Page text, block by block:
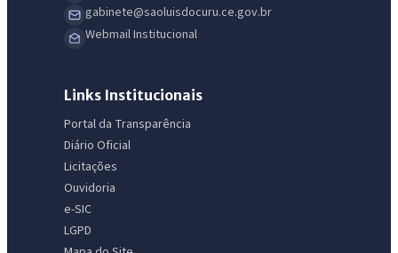
gabinete@saoluisdocuru.ce.gov.br
Webmail Institucional
Links Institucionais
Portal da Transparência
Diário Oficial
Licitações
Ouvidoria
e-SIC
LGPD
IntGest AI
Olá. Pergunte sobre serviços, notícias, legislação, Diário Oficial,
licitações, estrutura ou transparência do município.
Licitações abertas